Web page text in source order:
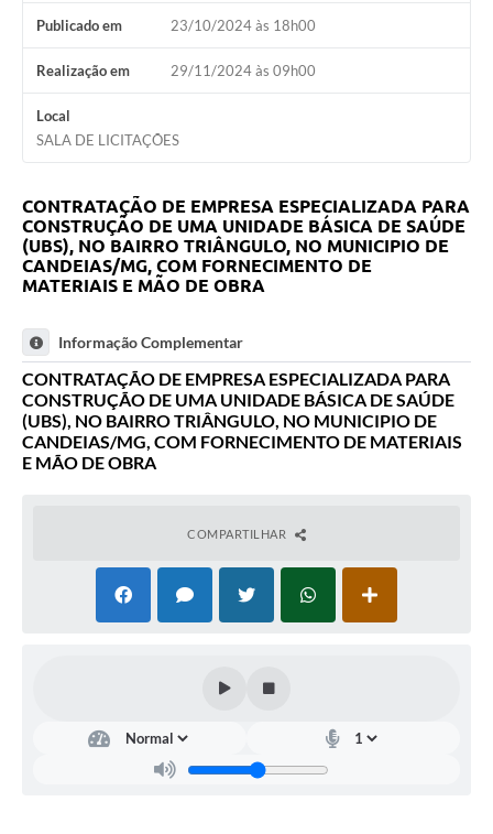
Plano Diretor
Farmácia Municipal
REMUME
Contratos
Carta de Serviços
Editais
Legislação para Concurso
Sic
PNAB - CICLO 2
Prestação de Contas Secretaria de Educação
RELATÓRIO ESPORTE MUNICIPAL 2025
Publicado em 23/10/2024 às 18h00
Realização em 29/11/2024 às 09h00
Local
SALA DE LICITAÇÕES
CONTRATAÇÃO DE EMPRESA ESPECIALIZADA PARA
CONSTRUÇÃO DE UMA UNIDADE BÁSICA DE SAÚDE
(UBS), NO BAIRRO TRIÂNGULO, NO MUNICIPIO DE
CANDEIAS/MG, COM FORNECIMENTO DE
MATERIAIS E MÃO DE OBRA
Informação Complementar
CONTRATAÇÃO DE EMPRESA ESPECIALIZADA PARA
CONSTRUÇÃO DE UMA UNIDADE BÁSICA DE SAÚDE
(UBS), NO BAIRRO TRIÂNGULO, NO MUNICIPIO DE
CANDEIAS/MG, COM FORNECIMENTO DE MATERIAIS
E MÃO DE OBRA
COMPARTILHAR